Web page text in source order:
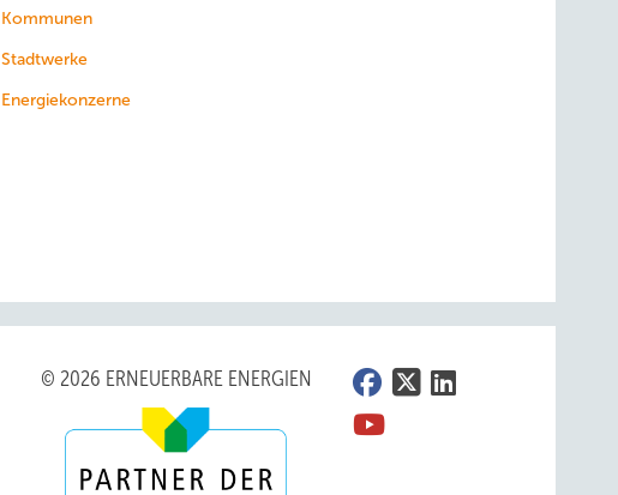
Kommunen
Stadtwerke
Energiekonzerne
© 2026 ERNEUERBARE ENERGIEN